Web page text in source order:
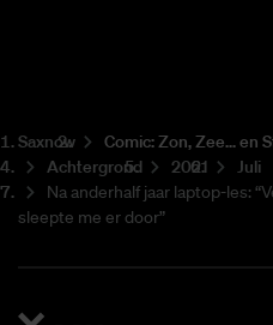
Saxnow Co­mic: Zon, Zee... en
Achtergrond
2021
Juli
Na anderhalf jaar laptop-les:
sleepte me er door”